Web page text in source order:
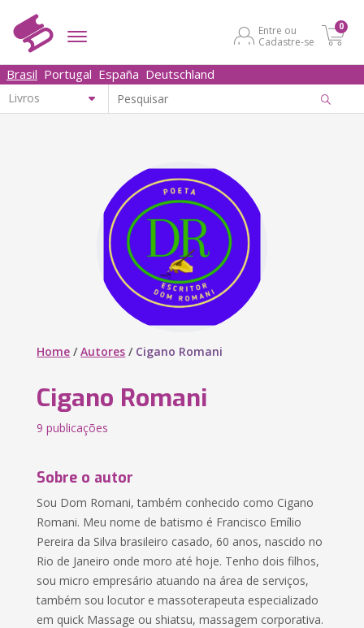
Entre ou
Cadastre-se
0
Brasil Portugal España Deutschland
Home /Autores / Cigano Romani
Cigano Romani
9 publicações
Sobre o autor
Sou Dom Romani, também conhecido como Cigano
Romani. Meu nome de batismo é Francisco Emílio
Pereira da Silva brasileiro casado, 60 anos, nascido no
Rio de Janeiro onde moro até hoje. Tenho dois filhos,
sou micro empresário atuando na área de serviços,
também sou locutor e massoterapeuta especializado
em quick Massage ou shiatsu, massagem corporativa.